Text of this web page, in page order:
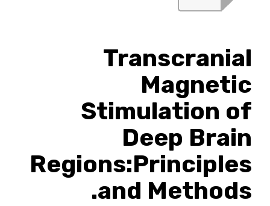
Transcranial
Magnetic
Stimulation of
Deep Brain
Regions:Principles
and Methods.